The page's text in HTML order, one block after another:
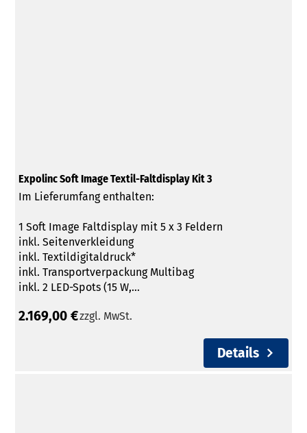
Expolinc Soft Image Textil-Faltdisplay Kit 3
Im Lieferumfang enthalten:
1 Soft Image Faltdisplay mit 5 x 3 Feldern
inkl. Seitenverkleidung
inkl. Textildigitaldruck*
inkl. Transportverpackung Multibag
inkl. 2 LED-Spots (15 W,...
2.169,00 €zzgl. MwSt.
Details